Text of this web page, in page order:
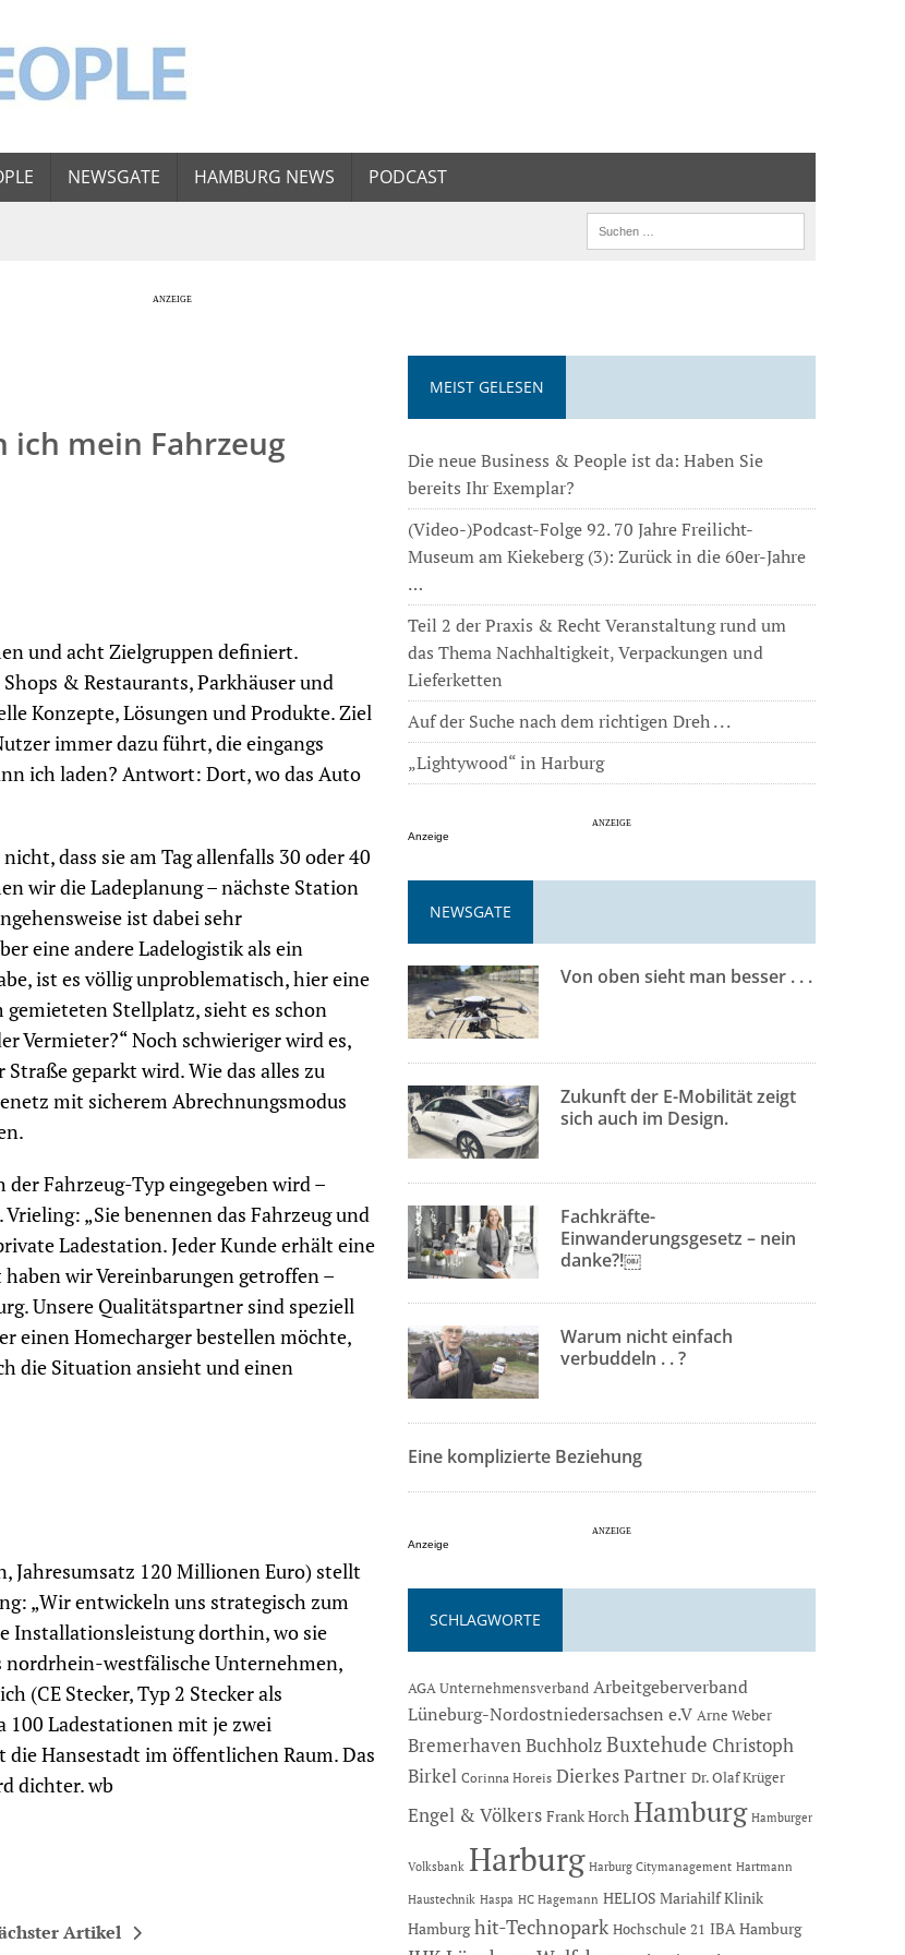
NEWSGATE HAMBURG NEWS PODCAST
ich mein Fahrzeug
und acht Zielgruppen definiert.
& Restaurants, Parkhäuser und
Konzepte, Lösungen und Produkte. Ziel
immer dazu führt, die eingangs
ich laden? Antwort: Dort, wo das Auto
dass sie am Tag allenfalls 30 oder 40
wir die Ladeplanung – nächste Station
ist dabei sehr
eine andere Ladelogistik als ein
ist es völlig unproblematisch, hier eine
Stellplatz, sieht es schon
Vermieter?“ Noch schwieriger wird es,
geparkt wird. Wie das alles zu
mit sicherem Abrechnungsmodus
Fahrzeug-Typ eingegeben wird –
„Sie benennen das Fahrzeug und
Ladestation. Jeder Kunde erhält eine
wir Vereinbarungen getroffen –
Unsere Qualitätspartner sind speziell
einen Homecharger bestellen möchte,
die Situation ansieht und einen
Jahresumsatz 120 Millionen Euro) stellt
„Wir entwickeln uns strategisch zum
Installationsleistung dorthin, wo sie
nordrhein-westfälische Unternehmen,
(CE Stecker, Typ 2 Stecker als
100 Ladestationen mit je zwei
Hansestadt im öffentlichen Raum. Das
dichter. wb
Artikel
MEIST GELESEN
Die neue Business & People ist da: Haben Sie
bereits Ihr Exemplar?
(Video-)Podcast-Folge 92. 70 Jahre Freilicht-
Museum am Kiekeberg (3): Zurück in die 60er-Jahre
…
Teil 2 der Praxis & Recht Veranstaltung rund um
das Thema Nachhaltigkeit, Verpackungen und
Lieferketten
Auf der Suche nach dem richtigen Dreh . . .
„Lightywood“ in Harburg
Anzeige
NEWSGATE
Von oben sieht man besser . . .
Zukunft der E-Mobilität zeigt
sich auch im Design.
Fachkräfte-
Einwanderungsgesetz – nein
danke?!￼
Warum nicht einfach
verbuddeln . . ?
Eine komplizierte Beziehung
Anzeige
SCHLAGWORTE
AGA Unternehmensverband Arbeitgeberverband
Lüneburg-Nordostniedersachsen e.V Arne Weber
BremerhavenBuchholzBuxtehude Christoph
Birkel Corinna Horeis Dierkes Partner Dr. Olaf Krüger
Engel & Völkers Frank Horch Hamburg Hamburger
Volksbank Harburg Harburg Citymanagement Hartmann
Haustechnik Haspa HC Hagemann HELIOS Mariahilf Klinik
Hamburg hit-Technopark Hochschule 21 IBA Hamburg